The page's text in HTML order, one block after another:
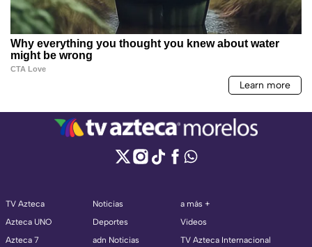
TV Azteca
Azteca UNO
Azteca 7
Noticias
Deportes
adn Noticias
a más +
Videos
TV Azteca Internacional